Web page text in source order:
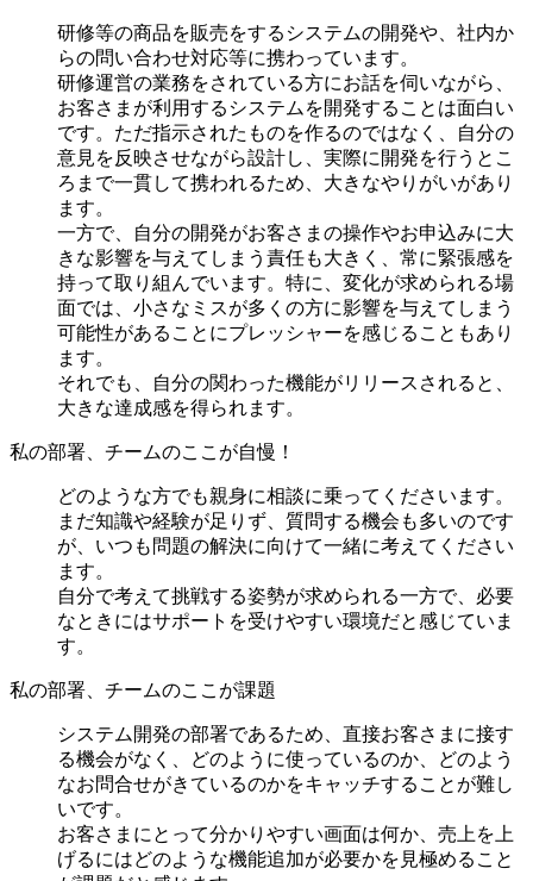
研修等の商品を販売をするシステムの開発や、社内か
らの問い合わせ対応等に携わっています。
研修運営の業務をされている方にお話を伺いながら、
お客さまが利用するシステムを開発することは面白い
です。ただ指示されたものを作るのではなく、自分の
意見を反映させながら設計し、実際に開発を行うとこ
ろまで一貫して携われるため、大きなやりがいがあり
ます。
一方で、自分の開発がお客さまの操作やお申込みに大
きな影響を与えてしまう責任も大きく、常に緊張感を
持って取り組んでいます。特に、変化が求められる場
面では、小さなミスが多くの方に影響を与えてしまう
可能性があることにプレッシャーを感じることもあり
ます。
それでも、自分の関わった機能がリリースされると、
大きな達成感を得られます。
私の部署、チームのここが自慢！
どのような方でも親身に相談に乗ってくださいます。
まだ知識や経験が足りず、質問する機会も多いのです
が、いつも問題の解決に向けて一緒に考えてください
ます。
自分で考えて挑戦する姿勢が求められる一方で、必要
なときにはサポートを受けやすい環境だと感じていま
す。
私の部署、チームのここが課題
システム開発の部署であるため、直接お客さまに接す
る機会がなく、どのように使っているのか、どのよう
なお問合せがきているのかをキャッチすることが難し
いです。
お客さまにとって分かりやすい画面は何か、売上を上
げるにはどのような機能追加が必要かを見極めること